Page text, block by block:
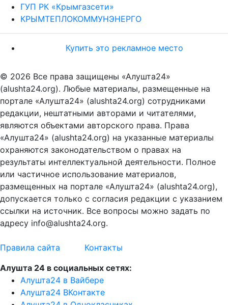
ГУП РК «Крымгазсети»
КРЫМТЕПЛОКОММУНЭНЕРГО
Купить это рекламное место
© 2026 Все права защищены «Алушта24»
(alushta24.org). Любые материалы, размещенные на
портале «Алушта24» (alushta24.org) сотрудниками
редакции, нештатными авторами и читателями,
являются объектами авторского права. Права
«Алушта24» (alushta24.org) на указанные материалы
охраняются законодательством о правах на
результаты интеллектуальной деятельности. Полное
или частичное использование материалов,
размещенных на портале «Алушта24» (alushta24.org),
допускается только с согласия редакции с указанием
ссылки на источник. Все вопросы можно задать по
адресу info@alushta24.org.
Правила сайта
Контакты
Алушта 24 в социальных сетях:
Алушта24 в Вайбере
Алушта24 ВКонтакте